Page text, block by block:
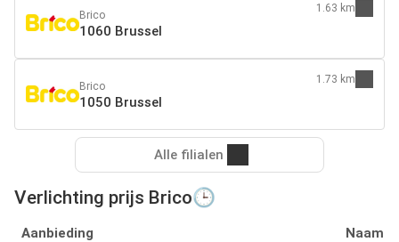
Brico
1060 Brussel
1.63 km
Brico
1050 Brussel
1.73 km
Alle filialen
Verlichting prijs Brico🕒
Aanbieding Naam